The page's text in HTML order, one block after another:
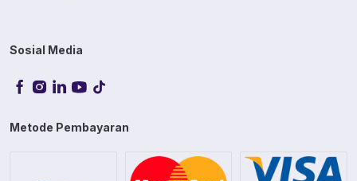
Sosial Media
Metode Pembayaran